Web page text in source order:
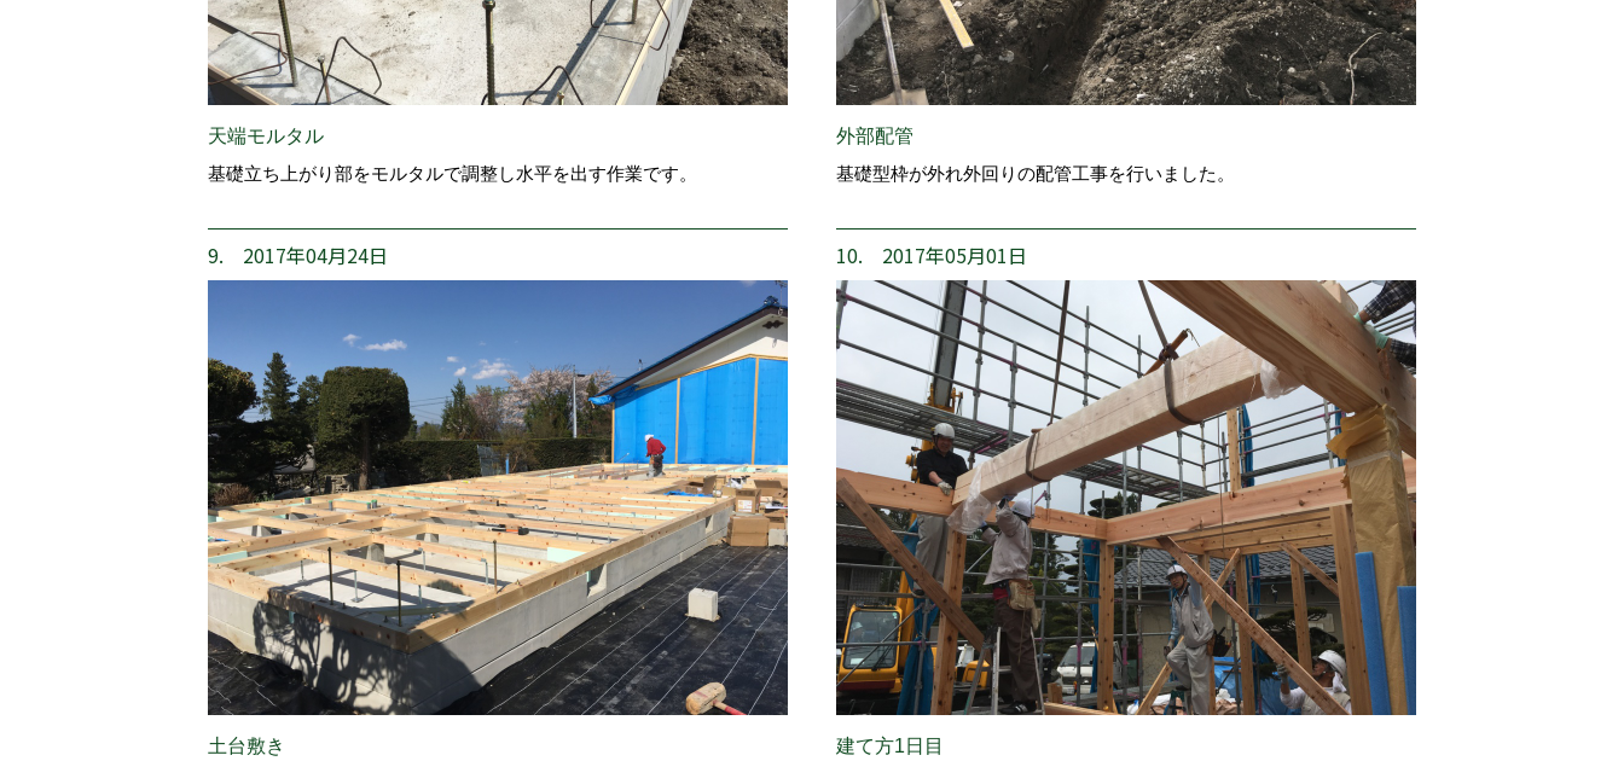
天端モルタル
基礎立ち上がり部をモルタルで調整し水平を出す作業です。
外部配管
基礎型枠が外れ外回りの配管工事を行いました。
9. 2017年04月24日
土台敷き
10. 2017年05月01日
建て方1日目